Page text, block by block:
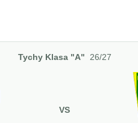
Tychy Klasa "A" 26/27
VS